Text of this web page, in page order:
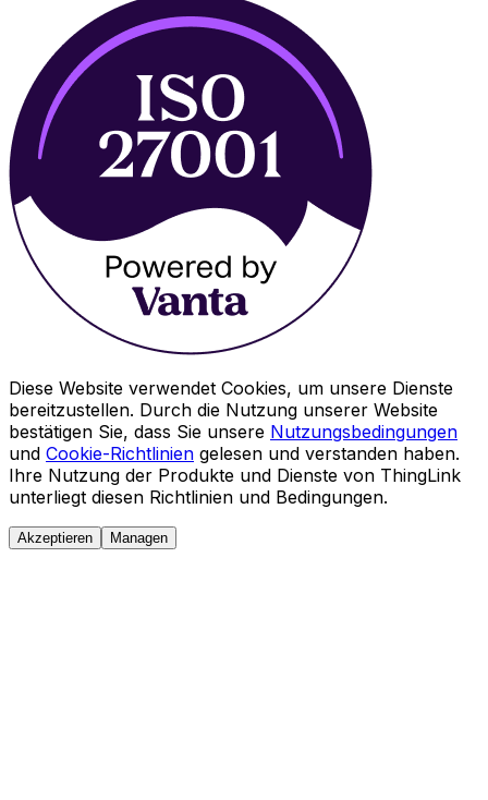
Diese Website verwendet Cookies, um unsere Dienste
bereitzustellen. Durch die Nutzung unserer Website
bestätigen Sie, dass Sie unsere Nutzungsbedingungen
und Cookie-Richtlinien gelesen und verstanden haben.
Ihre Nutzung der Produkte und Dienste von ThingLink
unterliegt diesen Richtlinien und Bedingungen.
Akzeptieren Managen